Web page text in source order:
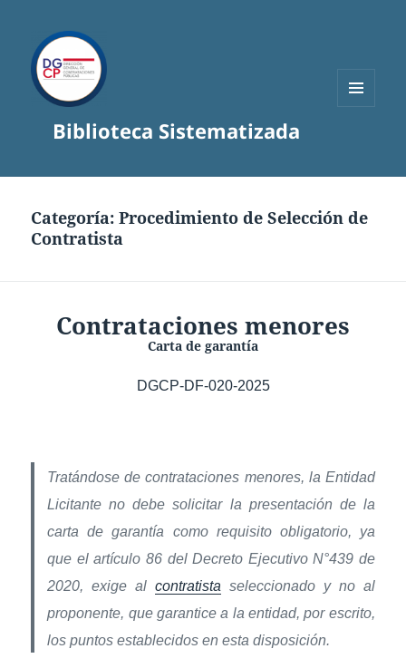
Biblioteca Sistematizada
Categoría:Procedimiento de Selección de
Contratista
Contrataciones menores
Carta de garantía
DGCP-DF-020-2025
Tratándose de contrataciones menores, la Entidad
Licitante no debe solicitar la presentación de la
carta de garantía como requisito obligatorio, ya
que el artículo 86 del Decreto Ejecutivo N°439 de
2020, exige alcontratista seleccionado y no al
proponente, que garantice a la entidad, por escrito,
los puntos establecidos en esta disposición.